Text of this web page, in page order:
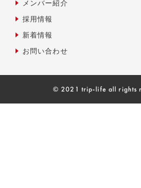
メンバー紹介
採用情報
新着情報
お問い合わせ
© 2021 trip-life all rights